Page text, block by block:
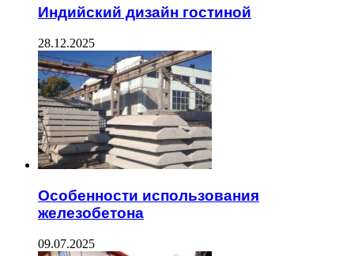
Индийский дизайн гостиной
28.12.2025
Особенности использования
железобетона
09.07.2025